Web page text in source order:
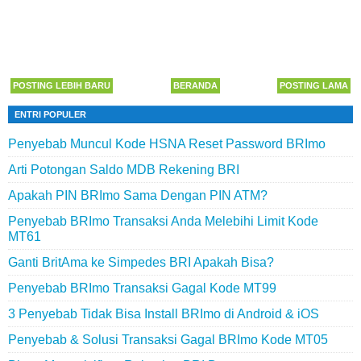
POSTING LEBIH BARU POSTING LAMA
BERANDA
ENTRI POPULER
Penyebab Muncul Kode HSNA Reset Password BRImo
Arti Potongan Saldo MDB Rekening BRI
Apakah PIN BRImo Sama Dengan PIN ATM?
Penyebab BRImo Transaksi Anda Melebihi Limit Kode
MT61
Ganti BritAma ke Simpedes BRI Apakah Bisa?
Penyebab BRImo Transaksi Gagal Kode MT99
3 Penyebab Tidak Bisa Install BRImo di Android & iOS
Penyebab & Solusi Transaksi Gagal BRImo Kode MT05